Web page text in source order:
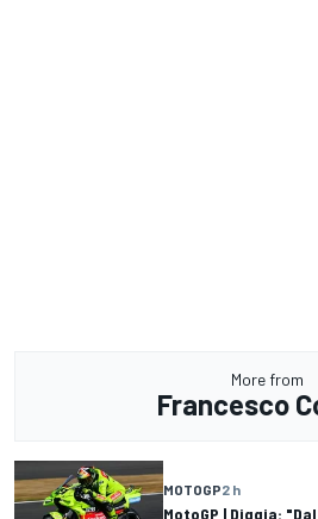
More from
Francesco
MOTOGP2 h
MotoGP | Diggia: